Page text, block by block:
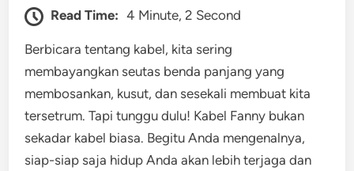
Read Time: 4 Minute, 2 Second
Berbicara tentang kabel, kita sering
membayangkan seutas benda panjang yang
membosankan, kusut, dan sesekali membuat kita
tersetrum. Tapi tunggu dulu! Kabel Fanny bukan
sekadar kabel biasa. Begitu Anda mengenalnya,
siap-siap saja hidup Anda akan lebih terjaga dan